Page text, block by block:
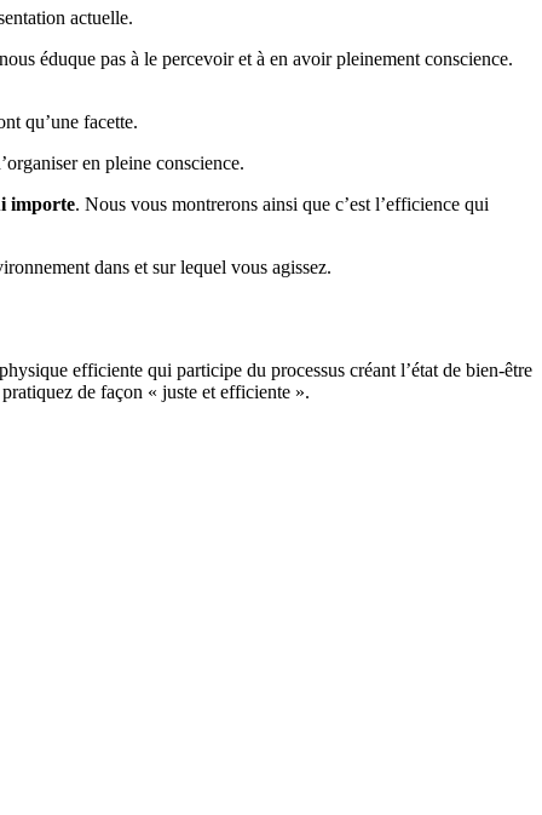
actuelle.
éduque pas à le percevoir et à en avoir pleinement conscience.
qu’une facette.
en pleine conscience.
importe. Nous vous montrerons ainsi que c’est l’efficience qui
dans et sur lequel vous agissez.
efficiente qui participe du processus créant l’état de bien-être
de façon « juste et efficiente ».